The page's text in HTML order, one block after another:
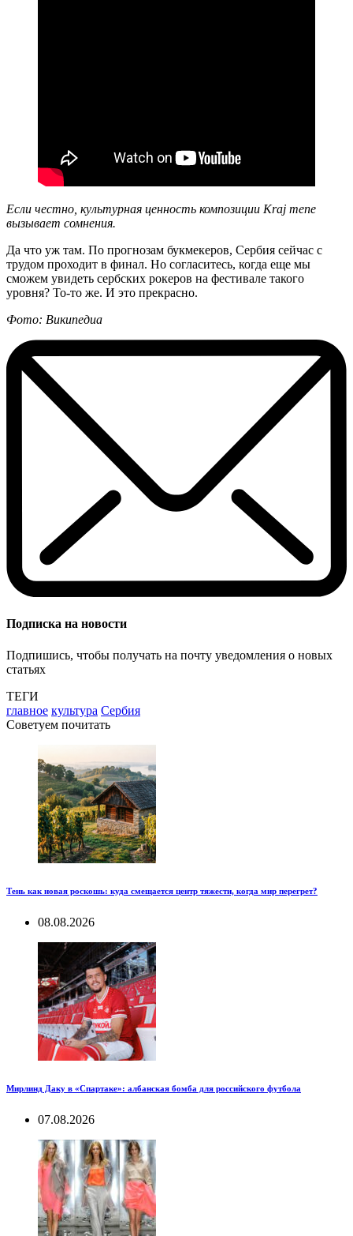
Если честно, культурная ценность композиции Kraj mene
вызывает сомнения.
Да что уж там. По прогнозам букмекеров, Сербия сейчас с
трудом проходит в финал. Но согласитесь, когда еще мы
сможем увидеть сербских рокеров на фестивале такого
уровня? То-то же. И это прекрасно.
Фото: Википедиа
Подписка на новости
Подпишись, чтобы получать на почту уведомления о новых
статьях
ТЕГИ
главное культура Сербия
Советуем почитать
Тень как новая роскошь: куда смещается центр тяжести, когда мир перегрет?
08.08.2026
Мирлинд Даку в «Спартаке»: албанская бомба для российского футбола
07.08.2026